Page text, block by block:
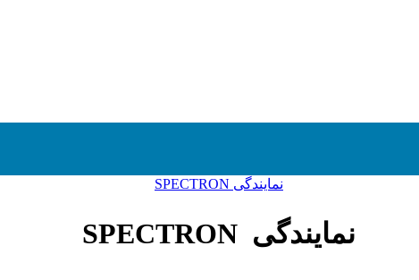
نمایندگی SPECTRON
نمایندگی SPECTRON